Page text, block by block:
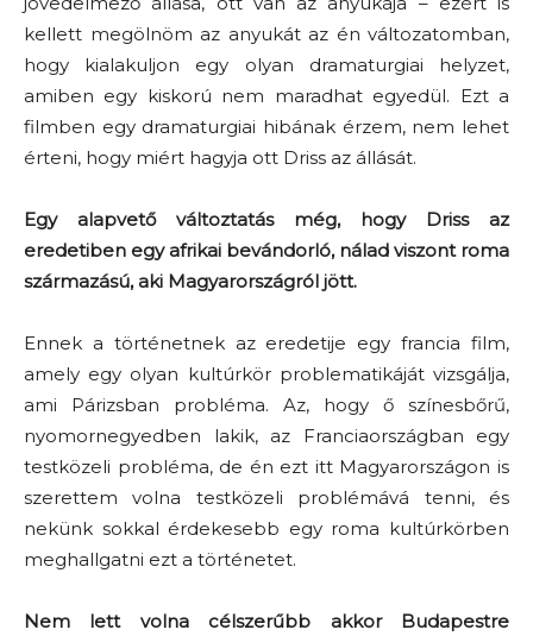
kellett megölnöm az anyukát az én változatomban,
hogy kialakuljon egy olyan dramaturgiai helyzet,
amiben egy kiskorú nem maradhat egyedül. Ezt a
filmben egy dramaturgiai hibának érzem, nem lehet
érteni, hogy miért hagyja ott Driss az állását.
Egy alapvető változtatás még, hogy Driss az
eredetiben egy afrikai bevándorló, nálad viszont roma
származású, aki Magyarországról jött.
Ennek a történetnek az eredetije egy francia film,
amely egy olyan kultúrkör problematikáját vizsgálja,
ami Párizsban probléma. Az, hogy ő színesbőrű,
nyomornegyedben lakik, az Franciaországban egy
testközeli probléma, de én ezt itt Magyarországon is
szerettem volna testközeli problémává tenni, és
nekünk sokkal érdekesebb egy roma kultúrkörben
meghallgatni ezt a történetet.
Nem lett volna célszerűbb akkor Budapestre